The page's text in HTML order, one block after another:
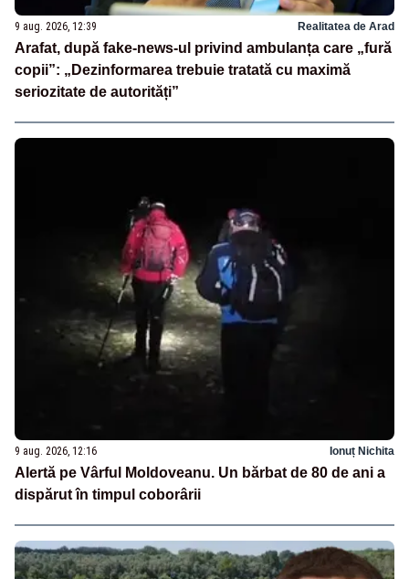
9 aug. 2026, 12:39 Realitatea de Arad
Arafat, după fake-news-ul privind ambulanța care „fură
copii”: „Dezinformarea trebuie tratată cu maximă
seriozitate de autorități”
9 aug. 2026, 12:16 Ionuț Nichita
Alertă pe Vârful Moldoveanu. Un bărbat de 80 de ani a
dispărut în timpul coborârii